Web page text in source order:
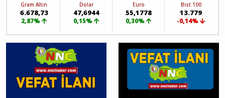
Gram Altın
6.678,73
2,87%
Dolar
47,6944
0,15%
Euro
55,1778
0,30%
Bist 100
13.779
-0,14%